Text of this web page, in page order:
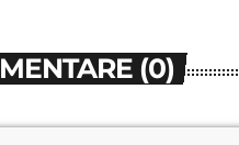
(0)